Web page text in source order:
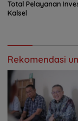
Total Pelayanan
Kalsel
Rekomendasi